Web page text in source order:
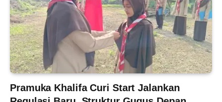
Pramuka Khalifa Curi Start Jalankan